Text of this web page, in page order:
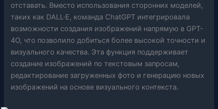
отставать. Вместо использования сторонних моделей,
таких как DALL·E, команда ChatGPT интегрировала
возможности создания изображений напрямую в GPT-
4O, что позволило добиться более высокой точности и
визуального качества. Эта функция поддерживает
создание изображений по текстовым запросам,
редактирование загруженных фото и генерацию новых
изображений на основе визуального контекста.